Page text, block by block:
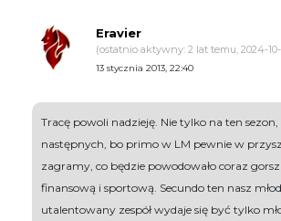
Eravier
(ostatnio aktywny: 2 lat temu, 2024-10-
13 stycznia 2013, 22:40
Tracę powoli nadzieję. Nie tylko na ten sezon,
następnych, bo primo w LM pewnie w
zagramy, co będzie powodowało coraz
finansową i sportową. Secundo ten nasz
utalentowany zespół wydaje się być tylko